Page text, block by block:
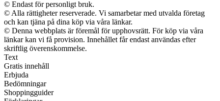
© Endast för personligt bruk.
© Alla rättigheter reserverade. Vi samarbetar med utvalda företag
och kan tjäna på dina köp via våra länkar.
© Denna webbplats är föremål för upphovsrätt. För köp via våra
länkar kan vi få provision. Innehållet får endast användas efter
skriftlig överenskommelse.
Text
Gratis innehåll
Erbjuda
Bedömningar
Shoppingguider